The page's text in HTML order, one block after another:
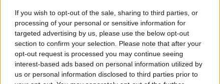
If you wish to opt-out of the sale, sharing to third parties, or
processing of your personal or sensitive information for
targeted advertising by us, please use the below opt-out
section to confirm your selection. Please note that after your
opt-out request is processed you may continue seeing
interest-based ads based on personal information utilized by
us or personal information disclosed to third parties prior to
Τατούλης: Αυξήσεις Μητσοτάκη